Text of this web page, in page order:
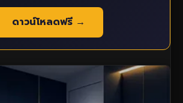
ดาวน์โหลดฟรี →